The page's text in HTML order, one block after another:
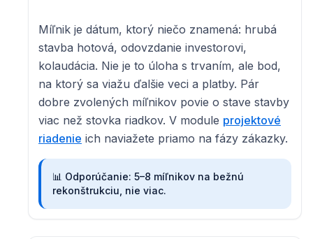
Míľnik je dátum, ktorý niečo znamená: hrubá
stavba hotová, odovzdanie investorovi,
kolaudácia. Nie je to úloha s trvaním, ale bod,
na ktorý sa viažu ďalšie veci a platby. Pár
dobre zvolených míľnikov povie o stave stavby
viac než stovka riadkov. V module projektové
riadenie ich naviažete priamo na fázy zákazky.
📊 Odporúčanie: 5–8 míľnikov na bežnú
rekonštrukciu, nie viac.